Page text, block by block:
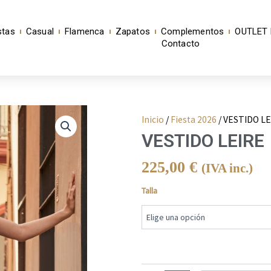
Casual Flamenca Zapatos Complementos
OUTLET
Contacto
Inicio /Fiesta 2026 / VESTIDO
VESTIDO LEIRE
225,00 € (IVA inc.)
Talla
VESTIDO
LEIRE
cantidad